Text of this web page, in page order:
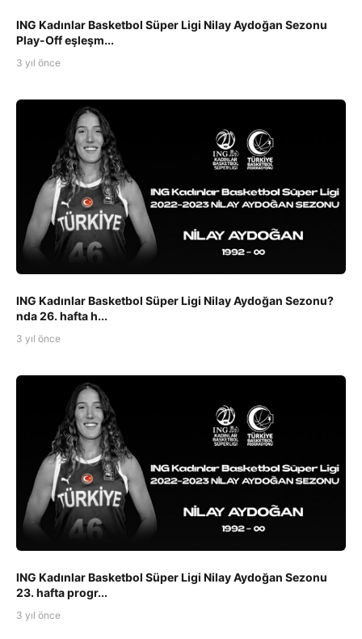
ING Kadınlar Basketbol Süper Ligi Nilay Aydoğan Sezonu
Play-Off eşleşm...
3 yıl önce
ING Kadınlar Basketbol Süper Ligi Nilay Aydoğan Sezonu?
nda 26. hafta h...
3 yıl önce
ING Kadınlar Basketbol Süper Ligi Nilay Aydoğan Sezonu
23. hafta progr...
3 yıl önce